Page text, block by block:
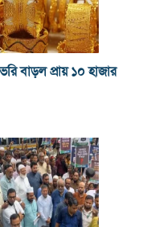
ভরি বাড়ল প্রায় ১০ হাজার